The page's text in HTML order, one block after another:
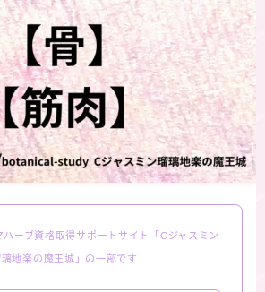
ハーブ資格取得サポートサイト「Cジャスミン
地楽の魔王城」の一部です